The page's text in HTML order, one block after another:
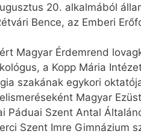
20. alkalmából
Bence, az Emberi
Magyar Érdemrend
a Kopp Mária
szakának egykori
Magyar
Páduai Szent Antal
Szent Imre Gimnázium